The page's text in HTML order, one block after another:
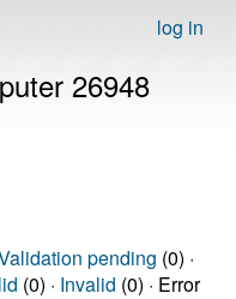
log in
26948
pending (0) ·
(0) · Invalid (0) · Error